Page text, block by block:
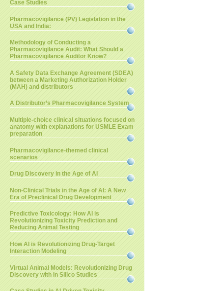
Case Studies
Pharmacovigilance (PV) Legislation in the
USA and India:
Methodology of Conducting a
Pharmacovigilance Audit: What Should a
Pharmacovigilance Auditor Know?
A Safety Data Exchange Agreement (SDEA)
between a Marketing Authorization Holder
(MAH) and distributors
A Distributor’s Pharmacovigilance System
Multiple-choice clinical situations focused on
anatomy with explanations for USMLE Exam
preparation
Pharmacovigilance-themed clinical
scenarios
Drug Discovery in the Age of AI
Non-Clinical Trials in the Age of AI: A New
Era of Preclinical Drug Development
Predictive Toxicology: How AI is
Revolutionizing Toxicity Prediction and
Reducing Animal Testing
How AI is Revolutionizing Drug-Target
Interaction Modeling
Virtual Animal Models: Revolutionizing Drug
Discovery with In Silico Studies